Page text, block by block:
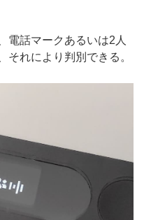
話マークあるいは2人
それにより判別できる。